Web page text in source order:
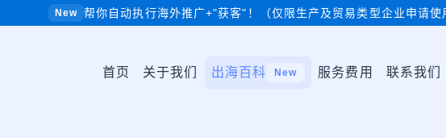
New 帮你自动执行海外推广+"获客"！（仅限生产及贸易类型企业申请使
首页 关于我们 出海百科 New 服务费用 联系我们